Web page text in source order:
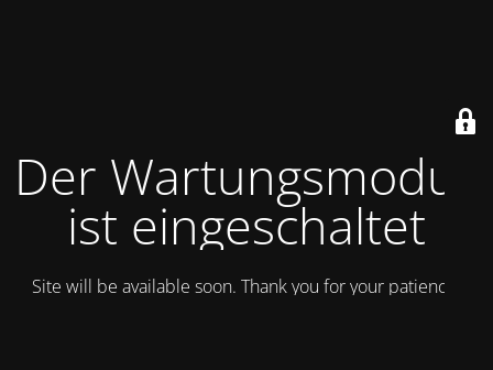
Der Wartungsmodus
ist eingeschaltet
Site will be available soon. Thank you for your patience!